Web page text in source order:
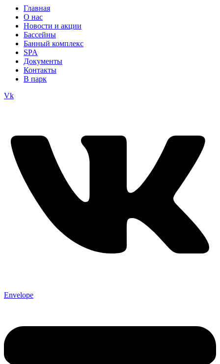
Главная
О нас
Новости и акции
Бассейны
Банный комплекс
SPA
Документы
Контакты
В парк
Vk
Envelope